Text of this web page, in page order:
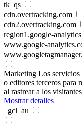
tk_qs
cdn.overtracking.com
cdn2.overtracking.com
region1.google-
www.google-
Marketing Los servicios
o editores terceros para
al rastrear a los
Mostrar detalles
_gcl_au